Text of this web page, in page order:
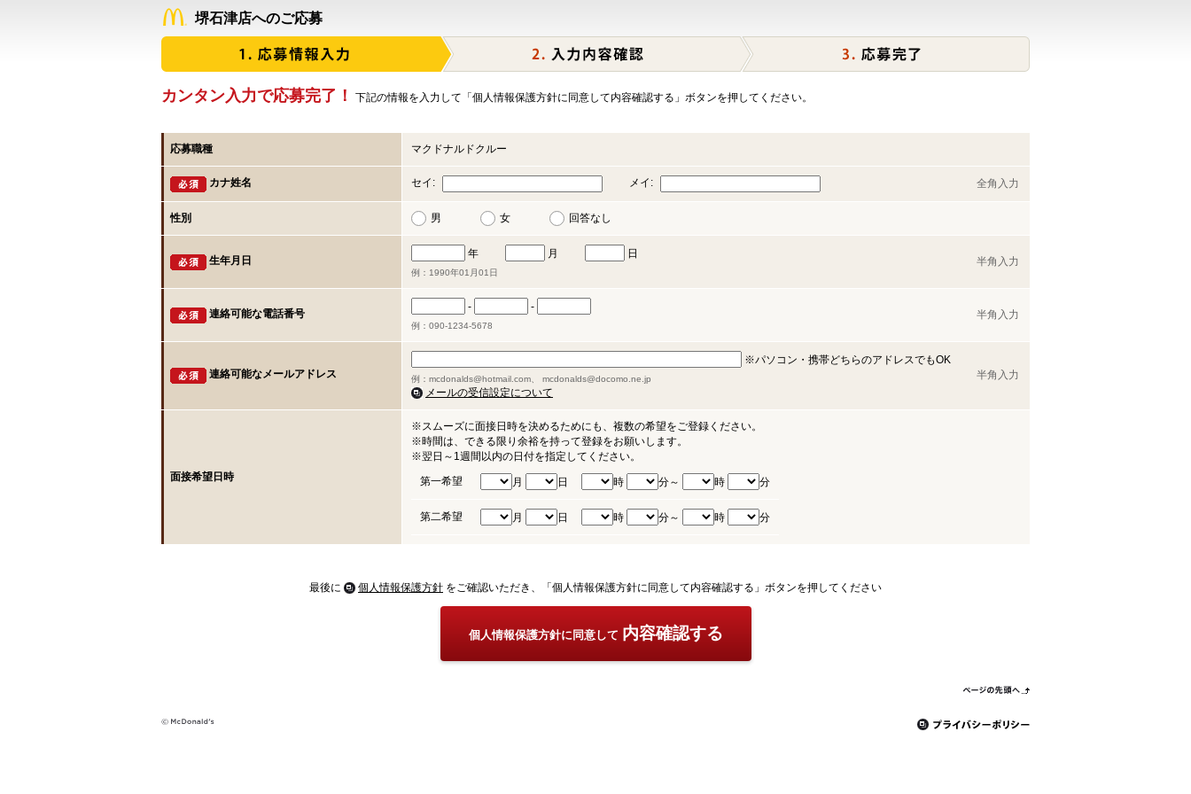
堺石津店へのご応募
カンタン入力で応募完了！ 下記の情報を入力して「個人情報保護方針に同意して内容確認する」ボタンを押してください。
応募職種 マクドナルドクルー
カナ姓名 セイ: メイ: 全角入力
性別 男 女 回答なし
生年月日
年 月 日
例：1990年01月01日
半角入力
連絡可能な電話番号
- -
例：090-1234-5678
半角入力
連絡可能なメールアドレス
※パソコン・携帯どちらのアドレスでもOK
例：mcdonalds@hotmail.com、 mcdonalds@docomo.ne.jp
メールの受信設定について
半角入力
面接希望日時
※スムーズに面接日時を決めるためにも、複数の希望をご登録ください。
※時間は、できる限り余裕を持って登録をお願いします。
※翌日～1週間以内の日付を指定してください。
第一希望
月 日 時 分～ 時 分
第二希望 月 日 時 分～ 時 分
最後に 個人情報保護方針 をご確認いただき、「個人情報保護方針に同意して内容確認する」ボタンを押してください
個人情報保護方針に同意して 内容確認する